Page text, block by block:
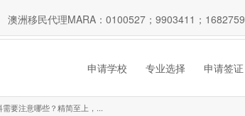
澳洲移民代理MARA：0100527；9903411；1682759
申请学校 专业选择 申请签证
要注意哪些？精简至上，...